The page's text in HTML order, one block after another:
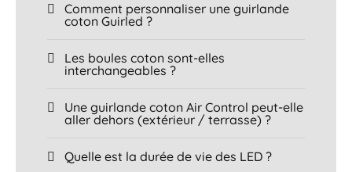
Comment personnaliser une guirlande
coton Guirled ?
Les boules coton sont-elles
interchangeables ?
Une guirlande coton Air Control peut-elle
aller dehors (extérieur / terrasse) ?
Quelle est la durée de vie des LED ?